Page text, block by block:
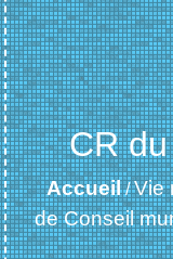
CR
Accueil/Vie
de Conseil